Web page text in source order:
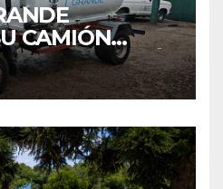
CAMIÓN
Y MEJORARÁ
PARA LOS